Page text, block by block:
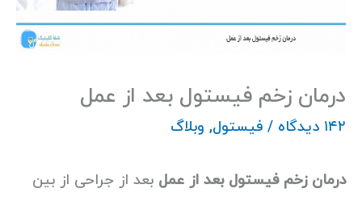
درمان زخم فیستول بعد از عمل
۱۴۲ دیدگاه / فیستول, وبلاگ
درمان زخم فیستول بعد از عمل بعد از جراحی از بین